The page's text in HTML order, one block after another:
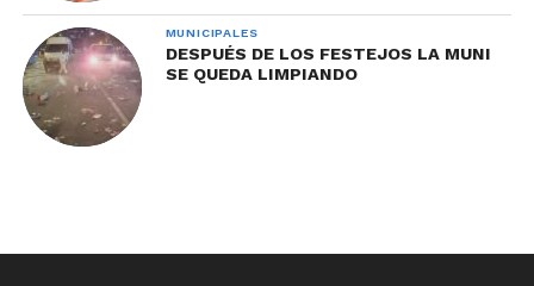
MUNICIPALES
DESPUÉS DE LOS FESTEJOS LA MUNI
SE QUEDA LIMPIANDO